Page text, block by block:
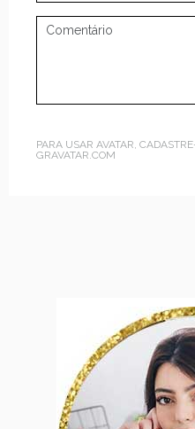
PARA USAR AVATAR,
GRAVATAR.COM